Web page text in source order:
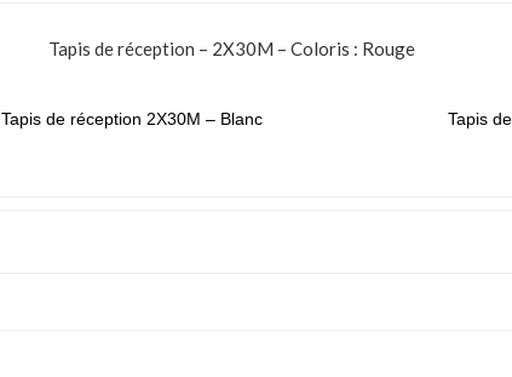
Tapis de réception – 2X30M – Coloris : Rouge
Tapis de réception 2X30M – Blanc Tapis